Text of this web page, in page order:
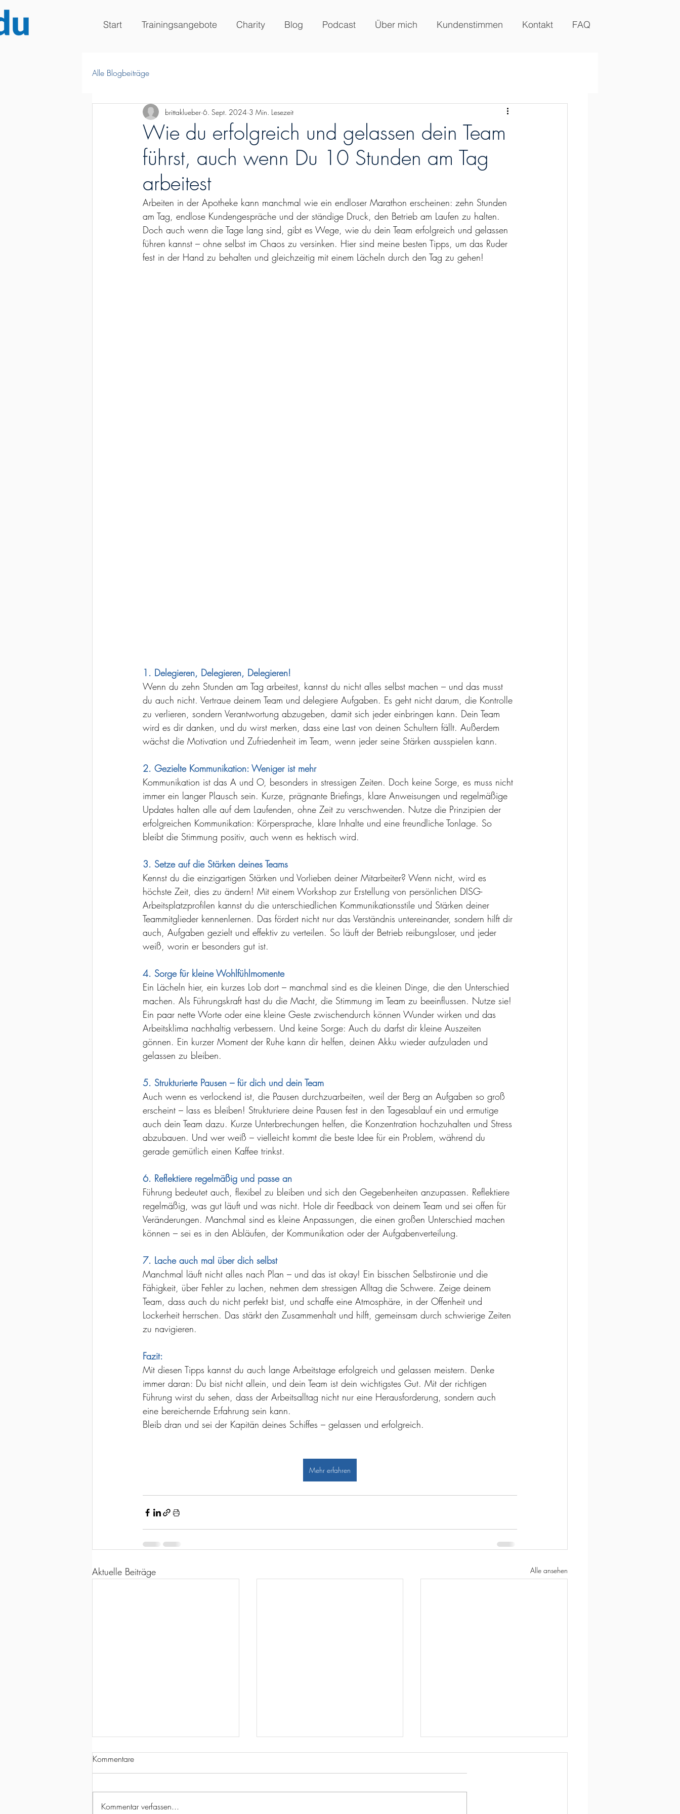
Start Trainingsangebote Charity Blog Podcast Über mich Kundenstimmen Kontakt FAQ
Alle Blogbeiträge
Wie du erfolgreich und gelassen dein Team
führst, auch wenn Du 10 Stunden am Tag
arbeitest
brittaklueber 6. Sept. 2024 3 Min. Lesezeit
Arbeiten in der Apotheke kann manchmal wie ein endloser Marathon erscheinen: zehn Stunden
am Tag, endlose Kundengespräche und der ständige Druck, den Betrieb am Laufen zu halten.
Doch auch wenn die Tage lang sind, gibt es Wege, wie du dein Team erfolgreich und gelassen
führen kannst – ohne selbst im Chaos zu versinken. Hier sind meine besten Tipps, um das Ruder
fest in der Hand zu behalten und gleichzeitig mit einem Lächeln durch den Tag zu gehen!
1. Delegieren, Delegieren, Delegieren!
Wenn du zehn Stunden am Tag arbeitest, kannst du nicht alles selbst machen – und das musst
du auch nicht. Vertraue deinem Team und delegiere Aufgaben. Es geht nicht darum, die Kontrolle
zu verlieren, sondern Verantwortung abzugeben, damit sich jeder einbringen kann. Dein Team
wird es dir danken, und du wirst merken, dass eine Last von deinen Schultern fällt. Außerdem
wächst die Motivation und Zufriedenheit im Team, wenn jeder seine Stärken ausspielen kann.
2. Gezielte Kommunikation: Weniger ist mehr
Kommunikation ist das A und O, besonders in stressigen Zeiten. Doch keine Sorge, es muss nicht
immer ein langer Plausch sein. Kurze, prägnante Briefings, klare Anweisungen und regelmäßige
Updates halten alle auf dem Laufenden, ohne Zeit zu verschwenden. Nutze die Prinzipien der
erfolgreichen Kommunikation: Körpersprache, klare Inhalte und eine freundliche Tonlage. So
bleibt die Stimmung positiv, auch wenn es hektisch wird.
3. Setze auf die Stärken deines Teams
Kennst du die einzigartigen Stärken und Vorlieben deiner Mitarbeiter? Wenn nicht, wird es
höchste Zeit, dies zu ändern! Mit einem Workshop zur Erstellung von persönlichen DISG-
Arbeitsplatzprofilen kannst du die unterschiedlichen Kommunikationsstile und Stärken deiner
Teammitglieder kennenlernen. Das fördert nicht nur das Verständnis untereinander, sondern hilft dir
auch, Aufgaben gezielt und effektiv zu verteilen. So läuft der Betrieb reibungsloser, und jeder
weiß, worin er besonders gut ist.
4. Sorge für kleine Wohlfühlmomente
Ein Lächeln hier, ein kurzes Lob dort – manchmal sind es die kleinen Dinge, die den Unterschied
machen. Als Führungskraft hast du die Macht, die Stimmung im Team zu beeinflussen. Nutze sie!
Ein paar nette Worte oder eine kleine Geste zwischendurch können Wunder wirken und das
Arbeitsklima nachhaltig verbessern. Und keine Sorge: Auch du darfst dir kleine Auszeiten
gönnen. Ein kurzer Moment der Ruhe kann dir helfen, deinen Akku wieder aufzuladen und
gelassen zu bleiben.
5. Strukturierte Pausen – für dich und dein Team
Auch wenn es verlockend ist, die Pausen durchzuarbeiten, weil der Berg an Aufgaben so groß
erscheint – lass es bleiben! Strukturiere deine Pausen fest in den Tagesablauf ein und ermutige
auch dein Team dazu. Kurze Unterbrechungen helfen, die Konzentration hochzuhalten und Stress
abzubauen. Und wer weiß – vielleicht kommt die beste Idee für ein Problem, während du
gerade gemütlich einen Kaffee trinkst.
6. Reflektiere regelmäßig und passe an
Führung bedeutet auch, flexibel zu bleiben und sich den Gegebenheiten anzupassen. Reflektiere
regelmäßig, was gut läuft und was nicht. Hole dir Feedback von deinem Team und sei offen für
Veränderungen. Manchmal sind es kleine Anpassungen, die einen großen Unterschied machen
können – sei es in den Abläufen, der Kommunikation oder der Aufgabenverteilung.
7. Lache auch mal über dich selbst
Manchmal läuft nicht alles nach Plan – und das ist okay! Ein bisschen Selbstironie und die
Fähigkeit, über Fehler zu lachen, nehmen dem stressigen Alltag die Schwere. Zeige deinem
Team, dass auch du nicht perfekt bist, und schaffe eine Atmosphäre, in der Offenheit und
Lockerheit herrschen. Das stärkt den Zusammenhalt und hilft, gemeinsam durch schwierige Zeiten
zu navigieren.
Fazit:
Mit diesen Tipps kannst du auch lange Arbeitstage erfolgreich und gelassen meistern. Denke
immer daran: Du bist nicht allein, und dein Team ist dein wichtigstes Gut. Mit der richtigen
Führung wirst du sehen, dass der Arbeitsalltag nicht nur eine Herausforderung, sondern auch
eine bereichernde Erfahrung sein kann.
Bleib dran und sei der Kapitän deines Schiffes – gelassen und erfolgreich.
Mehr erfahren
Aktuelle Beiträge Alle ansehen
Kommentare
Kommentar verfassen...